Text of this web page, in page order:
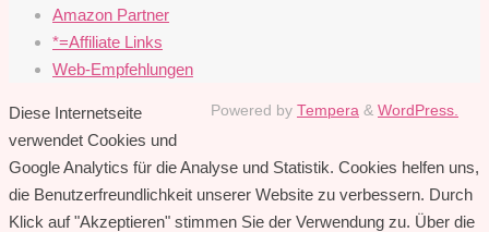
Amazon Partner
*=Affiliate Links
Web-Empfehlungen
Powered by Tempera & WordPress.
Diese Internetseite
verwendet Cookies und
Google Analytics für die Analyse und Statistik. Cookies helfen uns,
die Benutzerfreundlichkeit unserer Website zu verbessern. Durch
Klick auf "Akzeptieren" stimmen Sie der Verwendung zu. Über die